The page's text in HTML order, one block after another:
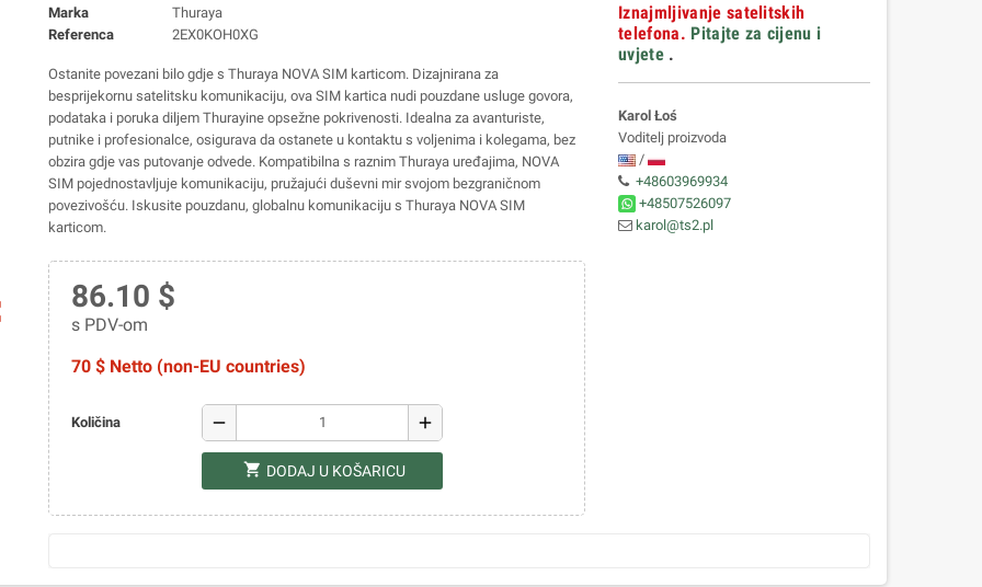
Marka
Thuraya
Referenca
2EX0KOH0XG
Ostanite povezani bilo gdje s Thuraya NOVA SIM karticom. Dizajnirana za
besprijekornu satelitsku komunikaciju, ova SIM kartica nudi pouzdane usluge govora,
podataka i poruka diljem Thurayine opsežne pokrivenosti. Idealna za avanturiste,
putnike i profesionalce, osigurava da ostanete u kontaktu s voljenima i kolegama, bez
obzira gdje vas putovanje odvede. Kompatibilna s raznim Thuraya uređajima, NOVA
SIM pojednostavljuje komunikaciju, pružajući duševni mir svojom bezgraničnom
povezivošću. Iskusite pouzdanu, globalnu komunikaciju s Thuraya NOVA SIM
karticom.
86.10 $
s PDV-om
70 $ Netto (non-EU countries)
Količina remove add
shopping_cart DODAJ U KOŠARICU
Iznajmljivanje satelitskih
telefona. Pitajte za cijenu i
uvjete.
Karol Łoś
Voditelj proizvoda
/
+48603969934
+48507526097
karol@ts2.pl